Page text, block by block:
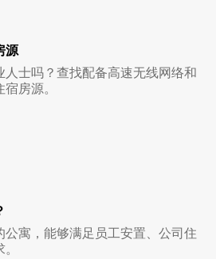
源
士吗？查找配备高速无线网络和
房源。
寓，能够满足员工安置、公司住